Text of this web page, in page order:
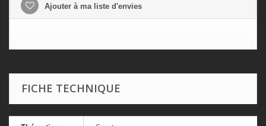
Ajouter à ma liste d'envies
FICHE TECHNIQUE